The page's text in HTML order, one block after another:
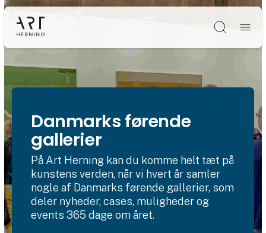
Søg
Danmarks førende
gallerier
På Art Herning kan du komme helt tæt på
kunstens verden, når vi hvert år samler
nogle af Danmarks førende gallerier, som
deler nyheder, cases, muligheder og
events 365 dage om året.